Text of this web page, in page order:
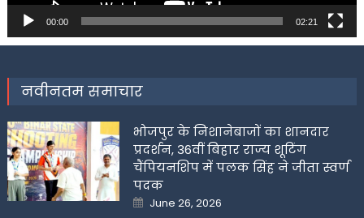
00:00 02:21
नवीनतम समाचार
भोजपुर के निशानेबाजों का शानदार
प्रदर्शन, 36वीं बिहार राज्य शूटिंग
चैंपियनशिप में पलक सिंह ने जीता स्वर्ण
पदक
Posted
on
June 26, 2026